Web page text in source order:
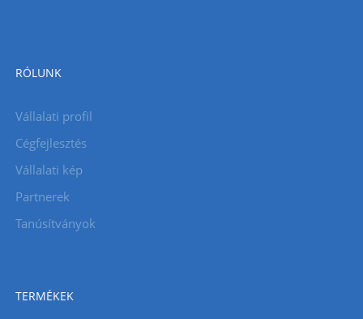
RÓLUNK
Vállalati profil
Cégfejlesztés
Vállalati kép
Partnerek
Tanúsítványok
TERMÉKEK